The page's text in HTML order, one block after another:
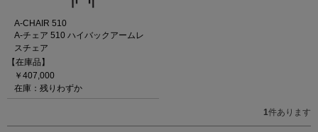
A-CHAIR 510
A-チェア 510 ハイバックアームレ
スチェア
【在庫品】
￥407,000
在庫：残りわずか
1件あります